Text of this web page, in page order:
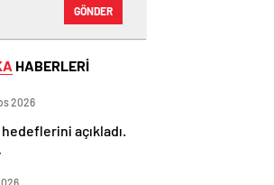
GÖNDER
HABERLERİ
2026
açıkladı.